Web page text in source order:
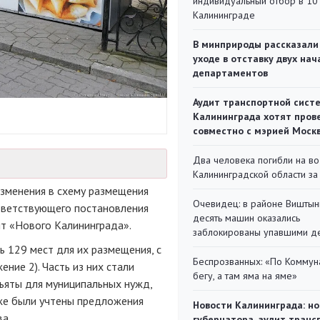
в схему размещения
постановления
«Нового Калининграда».
129 мест для их размещения, с
2). Часть из них стали
для муниципальных нужд,
были учтены предложения
Калининграде
В минприроды
уходе в отставку двух
департаментов
Аудит транспортной
Калининграда хотят
совместно с мэрией
Два человека погибли на
Калининградской области
Очевидец: в районе
десять машин оказались
заблокированы упавшими
Беспрозванных: «По
бегу, а там яма на яме»
Новости Калининграда: